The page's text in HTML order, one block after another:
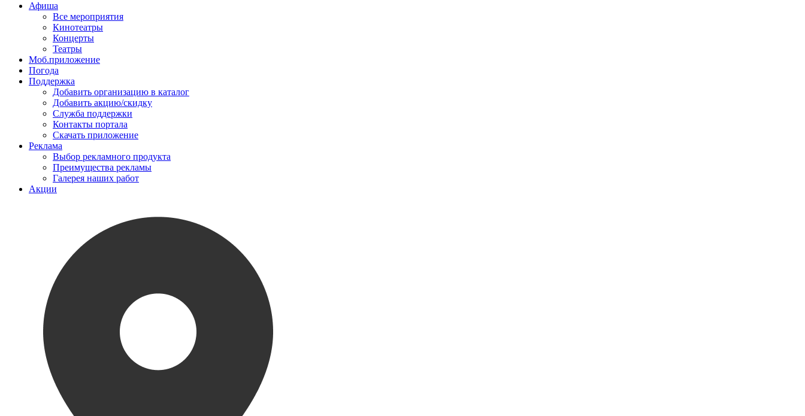
Афиша
Все мероприятия
Кинотеатры
Концерты
Театры
Моб.приложение
Погода
Поддержка
Добавить организацию в каталог
Добавить акцию/скидку
Служба поддержки
Контакты портала
Скачать приложение
Реклама
Выбор рекламного продукта
Преимущества рекламы
Галерея наших работ
Акции